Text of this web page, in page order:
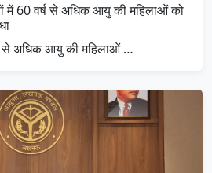
में 60 वर्ष से अधिक आयु की महिलाओं को
अधिक आयु की महिलाओं …